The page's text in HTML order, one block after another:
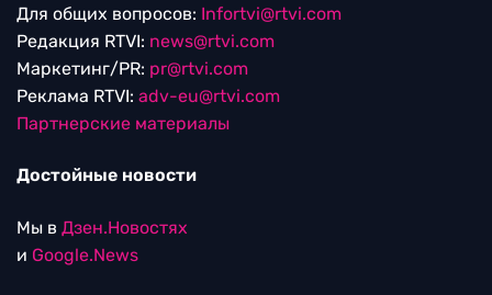
Для общих вопросов: Infortvi@rtvi.com
Редакция RTVI: news@rtvi.com
Маркетинг/PR: pr@rtvi.com
Реклама RTVI: adv-eu@rtvi.com
Партнерские материалы
Достойные новости
Мы в Дзен.Новостях
и Google.News